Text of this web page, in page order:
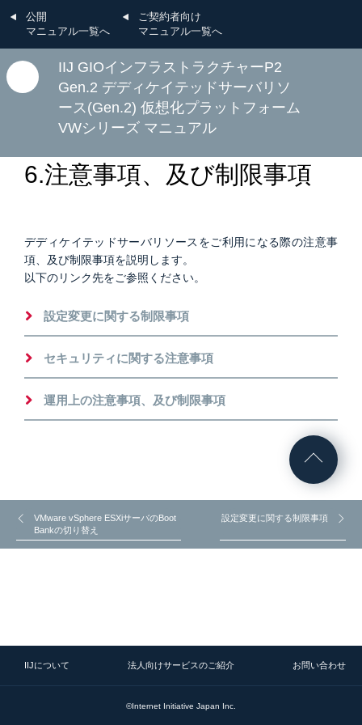
公開
マニュアル一覧へ
ご契約者向け
マニュアル一覧へ
IIJ GIOインフラストラクチャーP2
Gen.2 デディケイテッドサーバリソ
ース(Gen.2) 仮想化プラットフォーム
VWシリーズ マニュアル
D：仮想化プラットフォームのご利用方法
6.注意事項、及び制限事項
デディケイテッドサーバリソースをご利用になる際の注意事
項、及び制限事項を説明します。
以下のリンク先をご参照ください。
設定変更に関する制限事項
セキュリティに関する注意事項
運用上の注意事項、及び制限事項
VMware vSphere ESXiサーバのBoot
Bankの切り替え
設定変更に関する制限事項
IIJについて 法人向けサービスのご紹介 お問い合わせ
©Internet Initiative Japan Inc.